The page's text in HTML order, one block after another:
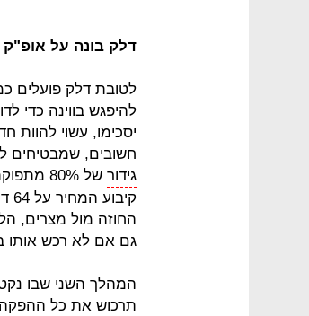
דלק בונה על אופ"ק
לטובת דלק פועלים
להיפגש בווינה כדי
יסכימו, עשוי להוות
חשובים, שמבטיחים
גידור
גם אם לא רכש אותו
המהלך השני שבו
תרכוש את כל